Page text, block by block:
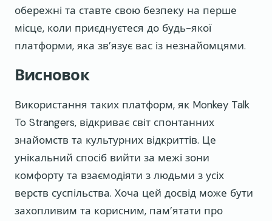
обережні та ставте свою безпеку на перше
місце, коли приєднуєтеся до будь-якої
платформи, яка зв’язує вас із незнайомцями.
Висновок
Використання таких платформ, як Monkey Talk
To Strangers, відкриває світ спонтанних
знайомств та культурних відкриттів. Це
унікальний спосіб вийти за межі зони
комфорту та взаємодіяти з людьми з усіх
верств суспільства. Хоча цей досвід може бути
захопливим та корисним, пам’ятати про